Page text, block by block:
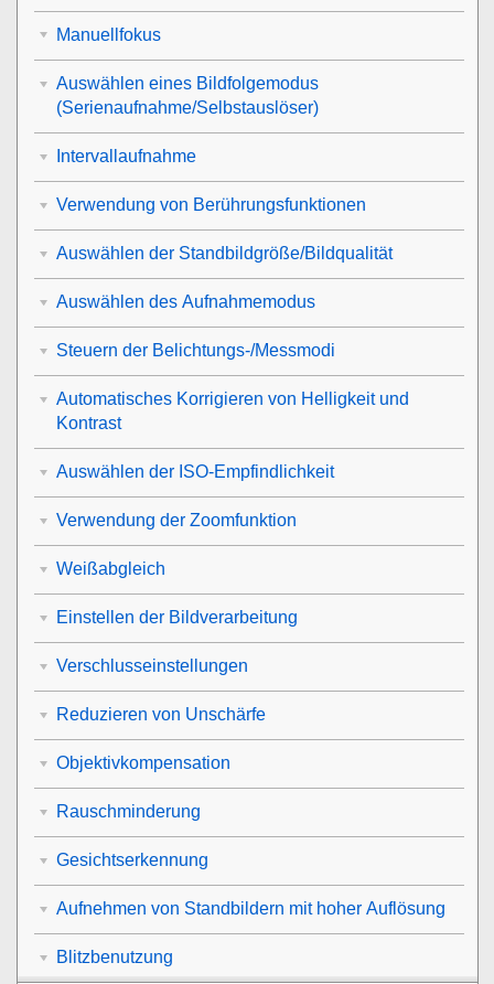
Manuellfokus
Auswählen eines Bildfolgemodus
(Serienaufnahme/Selbstauslöser)
Intervallaufnahme
Verwendung von Berührungsfunktionen
Auswählen der Standbildgröße/Bildqualität
Auswählen des Aufnahmemodus
Steuern der Belichtungs-/Messmodi
Automatisches Korrigieren von Helligkeit und
Kontrast
Auswählen der ISO-Empfindlichkeit
Verwendung der Zoomfunktion
Weißabgleich
Einstellen der Bildverarbeitung
Verschlusseinstellungen
Reduzieren von Unschärfe
Objektivkompensation
Rauschminderung
Gesichtserkennung
Aufnehmen von Standbildern mit hoher Auflösung
Blitzbenutzung